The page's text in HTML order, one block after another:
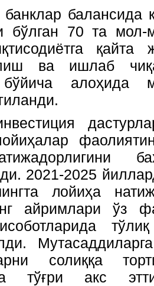
банклар
бўлган 70 та мол-
ва ишлаб
алоҳида
2021-2025
лойиҳа
айримлари ўз
солиққа
тўғри акс